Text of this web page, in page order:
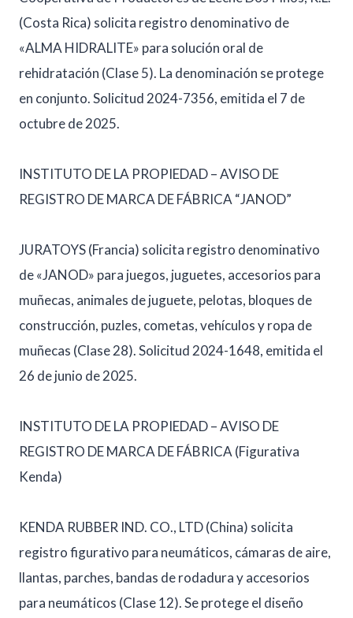
(Costa Rica) solicita registro denominativo de
«ALMA HIDRALITE» para solución oral de
rehidratación (Clase 5). La denominación se protege
en conjunto. Solicitud 2024-7356, emitida el 7 de
octubre de 2025.
INSTITUTO DE LA PROPIEDAD – AVISO DE
REGISTRO DE MARCA DE FÁBRICA “JANOD”
JURATOYS (Francia) solicita registro denominativo
de «JANOD» para juegos, juguetes, accesorios para
muñecas, animales de juguete, pelotas, bloques de
construcción, puzles, cometas, vehículos y ropa de
muñecas (Clase 28). Solicitud 2024-1648, emitida el
26 de junio de 2025.
INSTITUTO DE LA PROPIEDAD – AVISO DE
REGISTRO DE MARCA DE FÁBRICA (Figurativa
Kenda)
KENDA RUBBER IND. CO., LTD (China) solicita
registro figurativo para neumáticos, cámaras de aire,
llantas, parches, bandas de rodadura y accesorios
para neumáticos (Clase 12). Se protege el diseño